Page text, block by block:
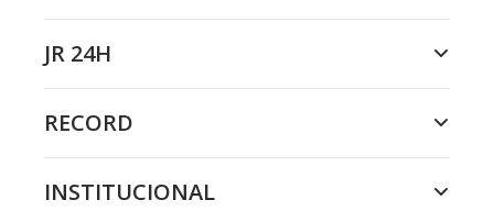
JR 24H
RECORD
INSTITUCIONAL